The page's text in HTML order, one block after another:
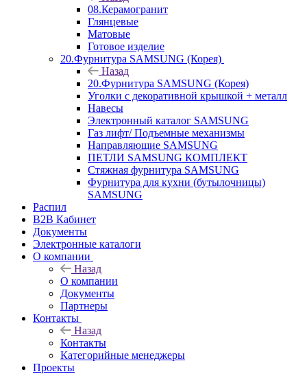
08.Керамогранит
Глянцевые
Матовые
Готовое изделие
20.Фурнитура SAMSUNG (Корея)
Назад
20.Фурнитура SAMSUNG (Корея)
Уголки с декоративной крышкой + металл
Навесы
Электронный каталог SAMSUNG
Газ лифт/ Подъемные механизмы
Направляющие SAMSUNG
ПЕТЛИ SAMSUNG КОМПЛЕКТ
Стяжная фурнитура SAMSUNG
Фурнитура для кухни (бутылочницы)
SAMSUNG
Распил
B2B Кабинет
Документы
Электронные каталоги
О компании
Назад
О компании
Документы
Партнеры
Контакты
Назад
Контакты
Категорийные менеджеры
Проекты